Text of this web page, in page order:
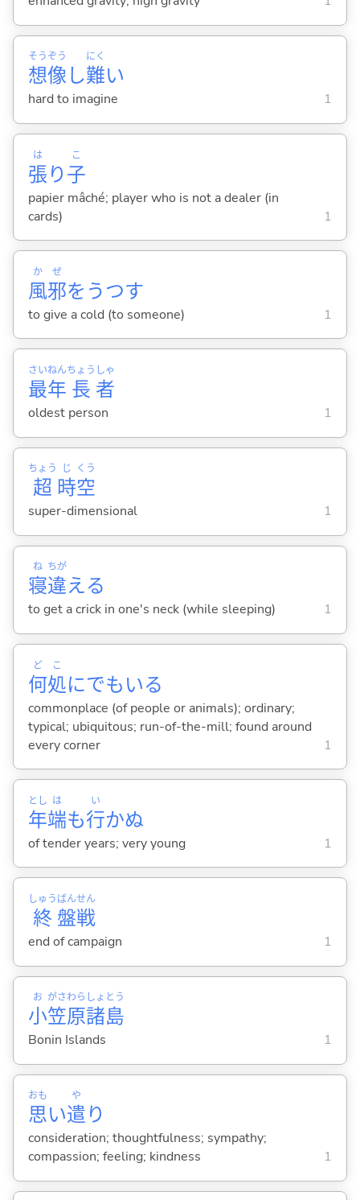
想
そう
像
ぞう
し難
にく
い
hard to imagine 1
張
は
り子
こ
papier mâché; player who is not a dealer (in
cards)
1
風
か
邪
ぜ
をうつす
to give a cold (to someone) 1
最
さい
年
ねん
長
ちょう
者
しゃ
oldest person 1
超
ちょう
時
じ
空
くう
super-dimensional 1
寝
ね
違
ちが
える
to get a crick in one's neck (while sleeping) 1
何
ど
処
こ
にでもいる
commonplace (of people or animals); ordinary;
typical; ubiquitous; run-of-the-mill; found around
every corner
1
年
とし
端
は
も行
い
かぬ
of tender years; very young 1
終
しゅう
盤
ばん
戦
せん
end of campaign 1
小
お
笠
がさ
原
わら
諸
しょ
島
とう
Bonin Islands 1
思
おも
い遣
や
り
consideration; thoughtfulness; sympathy;
compassion; feeling; kindness
1